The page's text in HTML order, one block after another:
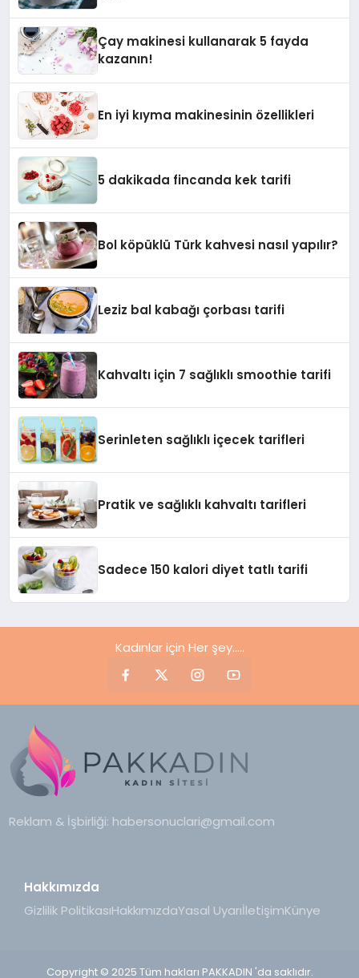
Çay makinesi kullanarak 5 fayda
kazanın!
En iyi kıyma makinesinin özellikleri
5 dakikada fincanda kek tarifi
Bol köpüklü Türk kahvesi nasıl yapılır?
Leziz bal kabağı çorbası tarifi
Kahvaltı için 7 sağlıklı smoothie tarifi
Serinleten sağlıklı içecek tarifleri
Pratik ve sağlıklı kahvaltı tarifleri
Sadece 150 kalori diyet tatlı tarifi
Kadınlar için Her şey.....
Reklam & İşbirliği: habersonuclari@gmail.com
Hakkımızda
Gizlilik PolitikasıHakkımızdaYasal UyarıİletişimKünye
Copyright © 2025 Tüm hakları PAKKADIN 'da saklıdır.